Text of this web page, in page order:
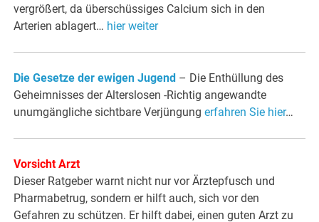
vergrößert, da überschüssiges Calcium sich in den
Arterien ablagert… hier weiter
Die Gesetze der ewigen Jugend – Die Enthüllung des
Geheimnisses der Alterslosen -Richtig angewandte
unumgängliche sichtbare Verjüngungerfahren Sie hier…
Vorsicht Arzt
Dieser Ratgeber warnt nicht nur vor Ärztepfusch und
Pharmabetrug, sondern er hilft auch, sich vor den
Gefahren zu schützen. Er hilft dabei, einen guten Arzt zu